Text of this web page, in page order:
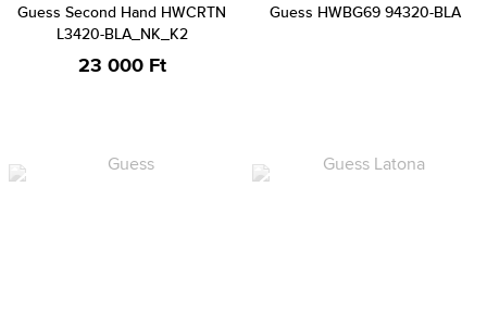
Guess Second Hand HWCRTN
L3420-BLA_NK_K2
23 000 Ft
Guess HWBG69 94320-BLA